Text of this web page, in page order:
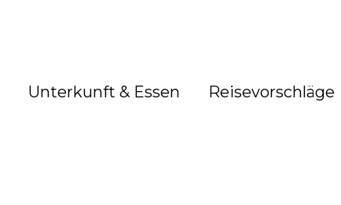
Unterkunft & Essen Reisevorschläge